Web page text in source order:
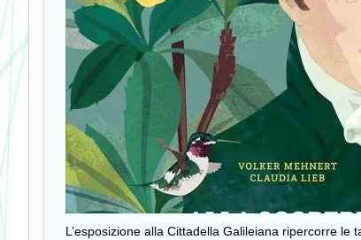
L’esposizione alla Cittadella Galileiana ripercorre